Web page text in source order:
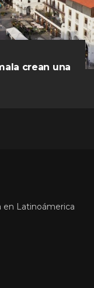
crean una
en Latinoámerica